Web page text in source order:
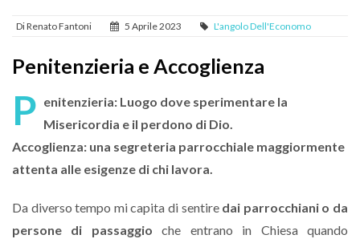
Di Renato Fantoni 5 Aprile 2023 L'angolo Dell'Economo
Penitenzieria e Accoglienza
P enitenzieria: Luogo dove sperimentare la
Misericordia e il perdono di Dio.
Accoglienza: una segreteria parrocchiale maggiormente
attenta alle esigenze di chi lavora.
Da diverso tempo mi capita di sentire dai parrocchiani o da
persone di passaggio che entrano in Chiesa quando